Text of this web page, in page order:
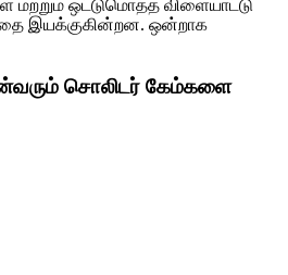
மற்றும் ஒட்டுமொத்த விளையாட்டு
இயக்குகின்றன. ஒன்றாக
சொலிடர் கேம்களை